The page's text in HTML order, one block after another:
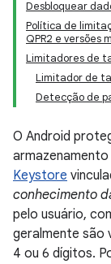
Desbloquear
Política de
QPR2 e versões
Limitadores de
Limitador de
Detecção de
O Android
Keystore
conhecimento
pelo usuário,
geralmente são
4 ou 6 dígitos.